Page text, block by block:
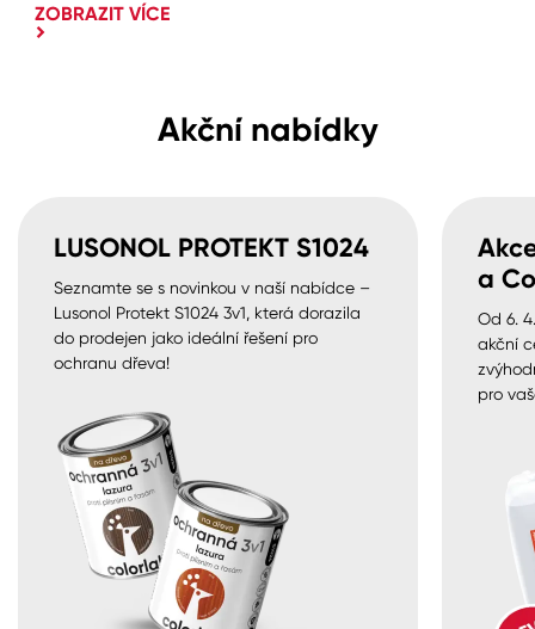
ZOBRAZIT VÍCE
Akční nabídky
LUSONOL PROTEKT S1024
Seznamte se s novinkou v naší nabídce –
Lusonol Protekt S1024 3v1, která dorazila
do prodejen jako ideální řešení pro
ochranu dřeva!
a
Od 6.
akční
pro